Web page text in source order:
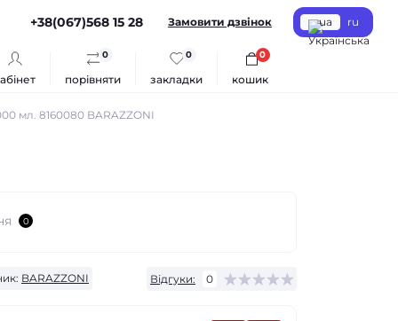
+38(067)568 15 28 Замовити дзвінок ua ru
порівняти
0
закладки
0
кошик
0
мл. 8160080 BARAZZONI
0
BARAZZONI Відгуки: 0